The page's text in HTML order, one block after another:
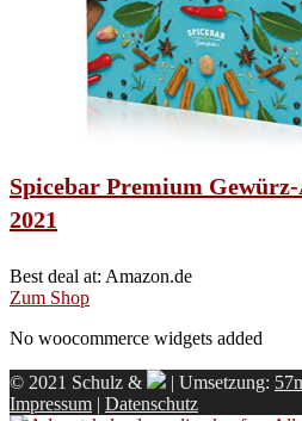
Spicebar Premium
2021
Best deal at: Amazon.de
Zum Shop
No woocommerce widgets added
© 2021 Schulz & | Umsetzung:
Impressum | Datenschutz